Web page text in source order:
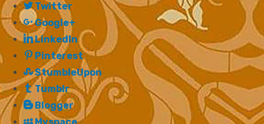
Twitter
Google+
LinkedIn
Pinterest
StumbleUpon
Tumblr
Blogger